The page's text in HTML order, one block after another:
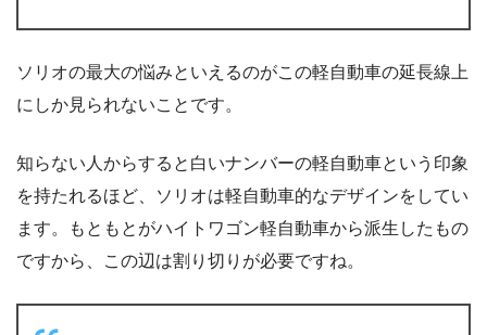
ソリオの最大の悩みといえるのがこの軽自動車の延長線上
にしか見られないことです。
知らない人からすると白いナンバーの軽自動車という印象
を持たれるほど、ソリオは軽自動車的なデザインをしてい
ます。もともとがハイトワゴン軽自動車から派生したもの
ですから、この辺は割り切りが必要ですね。